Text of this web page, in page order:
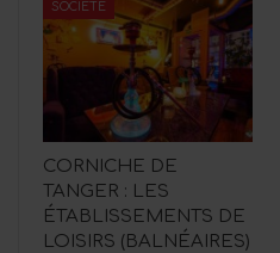
SOCIÉTÉ
CORNICHE DE
TANGER : LES
ÉTABLISSEMENTS DE
LOISIRS (BALNÉAIRES)